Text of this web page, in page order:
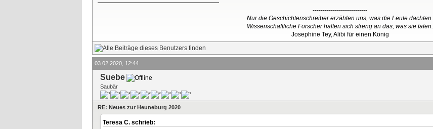
---------------------------
Nur die Geschichtenschreiber erzählen uns, was die Leute dachten.
Wissenschaftliche Forscher halten sich streng an das, was sie taten.
Josephine Tey, Alibi für einen König
03.02.2020, 12:44
Suebe
Saubär
RE: Neues zur Heuneburg 2020
Teresa C. schrieb: